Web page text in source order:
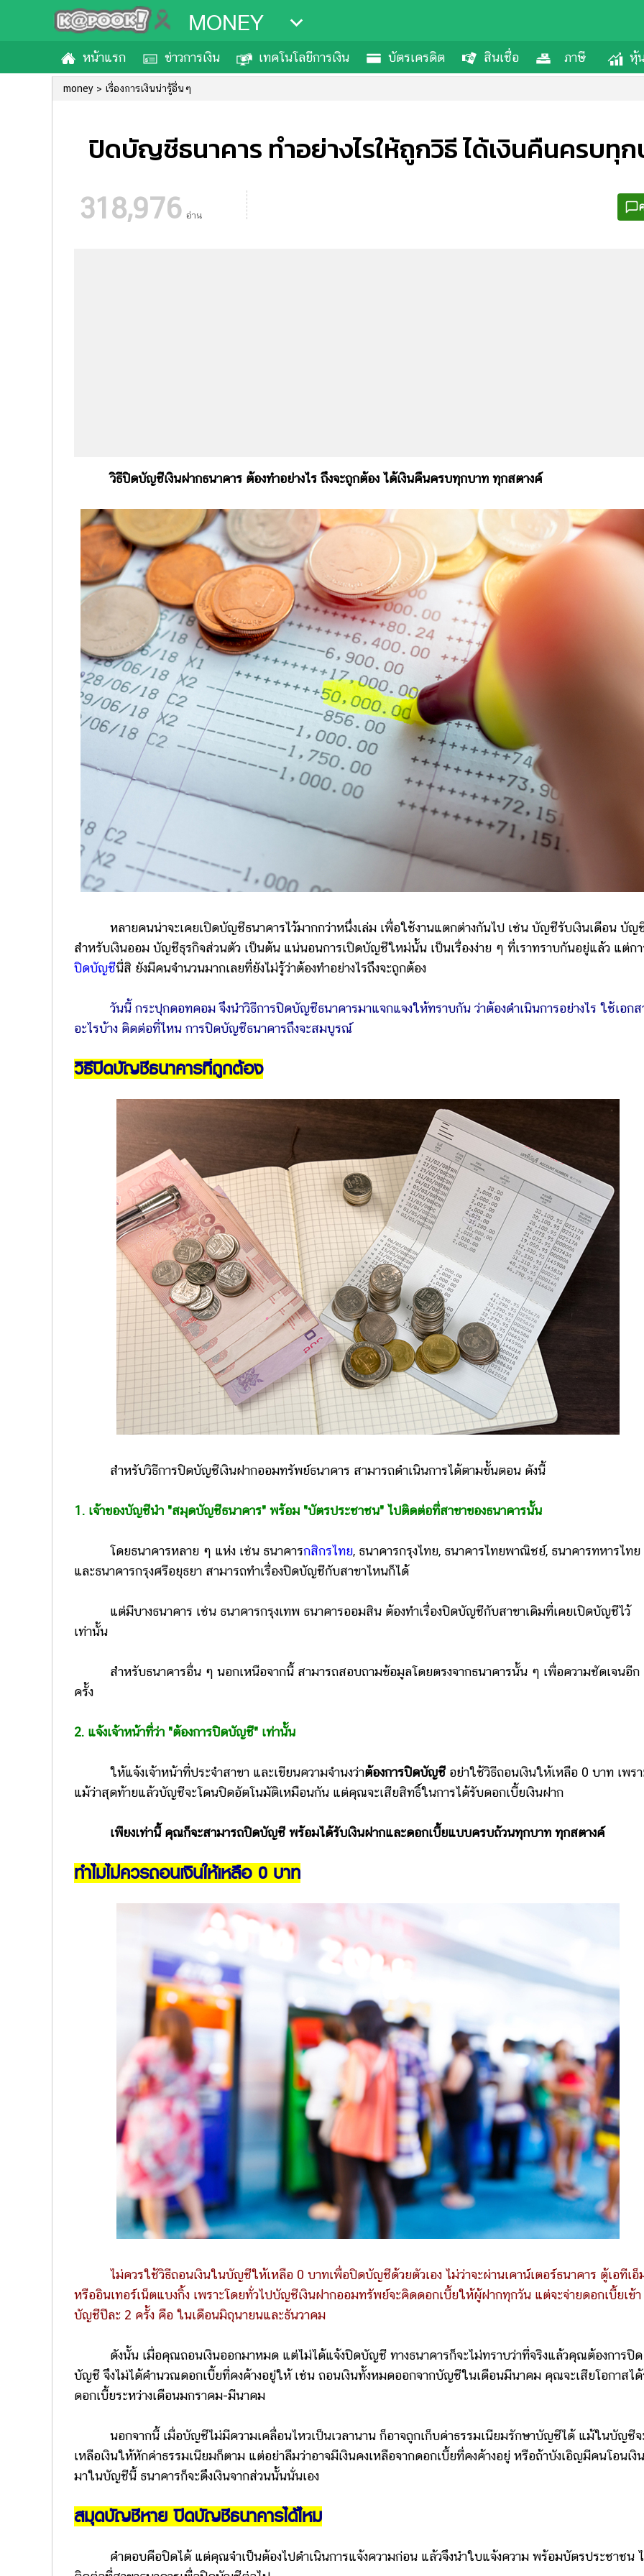
MONEY
หน้าแรก ข่าวการเงิน เทคโนโลยีการเงิน บัตรเครดิต สินเชื่อ ภาษี หุ้
money เรื่องการเงินน่ารู้อื่นๆ
ปิดบัญชีธนาคาร ทำอย่างไรให้ถูกวิธี ได้เงินคืนครบทุ
318,976 อ่าน
วิธีปิดบัญชีเงินฝากธนาคาร ต้องทำอย่างไร ถึงจะถูกต้อง ได้เงินคืนครบทุกบาท ทุกสตางค์
หลายคนน่าจะเคยเปิดบัญชีธนาคารไว้มากกว่าหนึ่งเล่ม เพื่อใช้งานแตกต่างกันไป เช่น บัญชีรับเงินเดือน บัญ
สำหรับเงินออม บัญชีธุรกิจส่วนตัว เป็นต้น แน่นอนการเปิดบัญชีใหม่นั้น เป็นเรื่องง่าย ๆ ที่เราทราบกันอยู่แล้ว แต่ก
ปิดบัญชีนี่สิ ยังมีคนจำนวนมากเลยที่ยังไม่รู้ว่าต้องทำอย่างไรถึงจะถูกต้อง
วันนี้ กระปุกดอทคอม จึงนำวิธีการปิดบัญชีธนาคารมาแจกแจงให้ทราบกัน ว่าต้องดำเนินการอย่างไร ใช้เอกส
อะไรบ้าง ติดต่อที่ไหน การปิดบัญชีธนาคารถึงจะสมบูรณ์
วิธีปิดบัญชีธนาคารที่ถูกต้อง
สำหรับวิธีการปิดบัญชีเงินฝากออมทรัพย์ธนาคาร สามารถดำเนินการได้ตามขั้นตอน ดังนี้
1. เจ้าของบัญชีนำ "สมุดบัญชีธนาคาร" พร้อม "บัตรประชาชน" ไปติดต่อที่สาขาของธนาคารนั้น
โดยธนาคารหลาย ๆ แห่ง เช่น ธนาคารกสิกรไทย, ธนาคารกรุงไทย, ธนาคารไทยพาณิชย์, ธนาคารทหารไทย
และธนาคารกรุงศรีอยุธยา สามารถทำเรื่องปิดบัญชีกับสาขาไหนก็ได้
แต่มีบางธนาคาร เช่น ธนาคารกรุงเทพ ธนาคารออมสิน ต้องทำเรื่องปิดบัญชีกับสาขาเดิมที่เคยเปิดบัญชีไว้
เท่านั้น
สำหรับธนาคารอื่น ๆ นอกเหนือจากนี้ สามารถสอบถามข้อมูลโดยตรงจากธนาคารนั้น ๆ เพื่อความชัดเจนอีก
ครั้ง
2. แจ้งเจ้าหน้าที่ว่า "ต้องการปิดบัญชี" เท่านั้น
ให้แจ้งเจ้าหน้าที่ประจำสาขา และเขียนความจำนงว่าต้องการปิดบัญชีอย่าใช้วิธีถอนเงินให้เหลือ 0 บาท เพรา
แม้ว่าสุดท้ายแล้วบัญชีจะโดนปิดอัตโนมัติเหมือนกัน แต่คุณจะเสียสิทธิ์ในการได้รับดอกเบี้ยเงินฝาก
เพียงเท่านี้ คุณก็จะสามารถปิดบัญชี พร้อมได้รับเงินฝากและดอกเบี้ยแบบครบถ้วนทุกบาท ทุกสตางค์
ทำไมไม่ควรถอนเงินให้เหลือ 0 บาท
ไม่ควรใช้วิธีถอนเงินในบัญชีให้เหลือ 0 บาทเพื่อปิดบัญชีด้วยตัวเอง ไม่ว่าจะผ่านเคาน์เตอร์ธนาคาร ตู้เอทีเอ็
หรืออินเทอร์เน็ตแบงกิ้ง เพราะโดยทั่วไปบัญชีเงินฝากออมทรัพย์จะคิดดอกเบี้ยให้ผู้ฝากทุกวัน แต่จะจ่ายดอกเบี้ยเข้า
บัญชีปีละ 2 ครั้ง คือ ในเดือนมิถุนายนและธันวาคม
ดังนั้น เมื่อคุณถอนเงินออกมาหมด แต่ไม่ได้แจ้งปิดบัญชี ทางธนาคารก็จะไม่ทราบว่าที่จริงแล้วคุณต้องการปิด
บัญชี จึงไม่ได้คำนวณดอกเบี้ยที่คงค้างอยู่ให้ เช่น ถอนเงินทั้งหมดออกจากบัญชีในเดือนมีนาคม คุณจะเสียโอกาสไ
ดอกเบี้ยระหว่างเดือนมกราคม-มีนาคม
นอกจากนี้ เมื่อบัญชีไม่มีความเคลื่อนไหวเป็นเวลานาน ก็อาจถูกเก็บค่าธรรมเนียมรักษาบัญชีได้ แม้ในบัญชีจ
เหลือเงินให้หักค่าธรรมเนียมก็ตาม แต่อย่าลืมว่าอาจมีเงินคงเหลือจากดอกเบี้ยที่คงค้างอยู่ หรือถ้าบังเอิญมีคนโอนเงิ
มาในบัญชีนี้ ธนาคารก็จะดึงเงินจากส่วนนั้นนั่นเอง
สมุดบัญชีหาย ปิดบัญชีธนาคารได้ไหม
คำตอบคือปิดได้ แต่คุณจำเป็นต้องไปดำเนินการแจ้งความก่อน แล้วจึงนำใบแจ้งความ พร้อมบัตรประชาชน